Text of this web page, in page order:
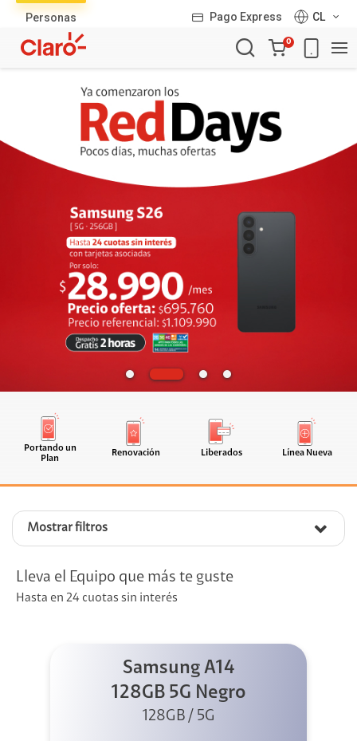
Personas Pago Express
CL
Carro
de
0
Portando un
Plan
Renovación Liberados Línea Nueva
Mostrar filtros
productos
Lleva el Equipo que más te guste
Hasta en 24 cuotas sin interés
Samsung A14
128GB 5G Negro
128GB / 5G